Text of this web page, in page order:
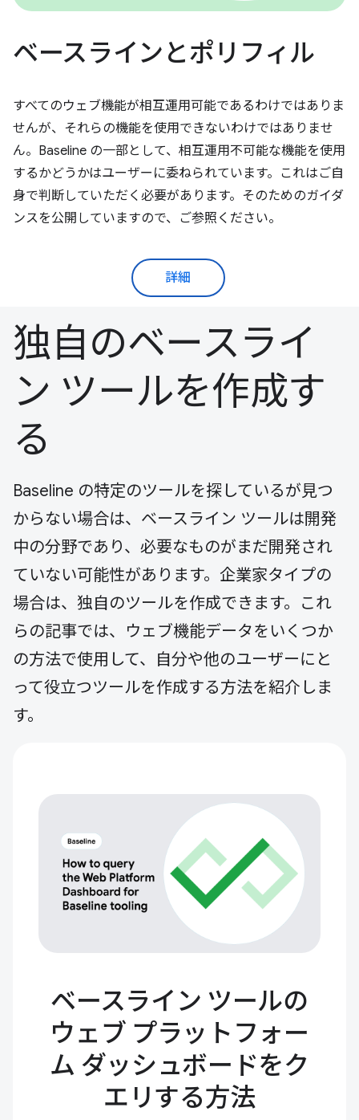
ベースラインとポリフィル
すべてのウェブ機能が相互運用可能であるわけではありま
せんが、それらの機能を使用できないわけではありませ
ん。Baseline の一部として、相互運用不可能な機能を使用
するかどうかはユーザーに委ねられています。これはご自
身で判断していただく必要があります。そのためのガイダ
ンスを公開していますので、ご参照ください。
詳細
独自のベースライ
ン ツールを作成す
る
Baseline の特定のツールを探しているが見つ
からない場合は、ベースライン ツールは開発
中の分野であり、必要なものがまだ開発され
ていない可能性があります。企業家タイプの
場合は、独自のツールを作成できます。これ
らの記事では、ウェブ機能データをいくつか
の方法で使用して、自分や他のユーザーにと
って役立つツールを作成する方法を紹介しま
す。
ベースライン ツールの
ウェブ プラットフォー
ム ダッシュボードをク
エリする方法